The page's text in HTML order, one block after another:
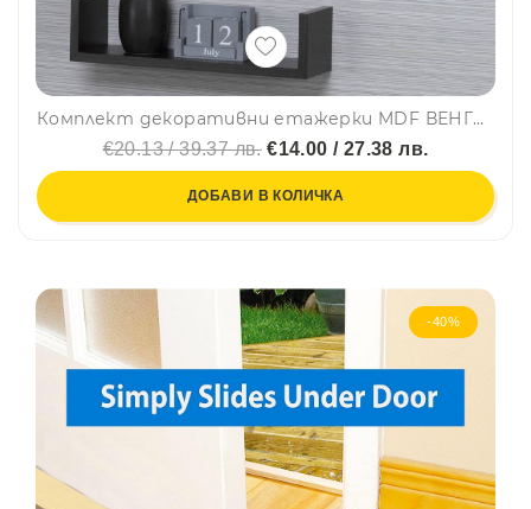
Комплект декоративни етажерки MDF ВЕНГЕ в различни размери със скрити фитинги, 3 бр.
€20.13 / 39.37 лв.€14.00 / 27.38 лв.
ДОБАВИ В КОЛИЧКА
-40%